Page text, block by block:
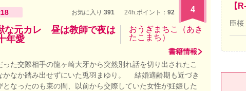
お気に入り:391 24h.ポイント： 92 4
な元カレ 昼は教師で夜は
年愛
おうぎまちこ（あき
たこまち）
書籍情報
た交際相手の龍ヶ崎大牙から突然別れ話を切り出されたこ
かなか踏み出せずにいた兎羽まゆり。 結婚適齢期も近づき
なったのも束の間、以前から交際していた女性が妊娠した
【
臣桜